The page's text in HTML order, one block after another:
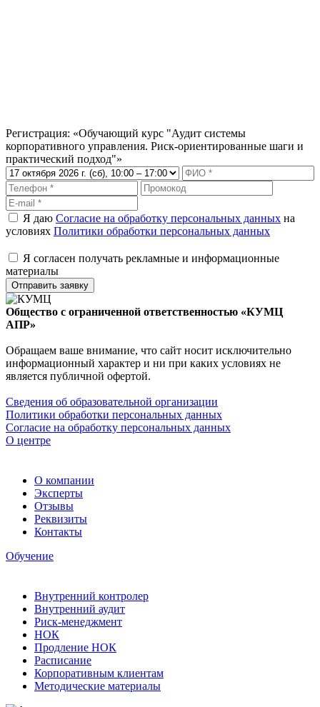
Регистрация: «Обучающий курс "Аудит системы
корпоративного управления. Риск-ориентированные шаги и
практический подход"»
Я даю Согласие на обработку персональных данных на
условиях Политики обработки персональных данных
Я согласен получать рекламные и информационные
материалы
Отправить заявку
Общество с ограниченной ответственностью «КУМЦ
АПР»
Обращаем ваше внимание, что сайт носит исключительно
информационный характер и ни при каких условиях не
является публичной офертой.
Сведения об образовательной организации
Политики обработки персональных данных
Согласие на обработку персональных данных
О центре
О компании
Эксперты
Отзывы
Реквизиты
Контакты
Обучение
Внутренний контролер
Внутренний аудит
Риск-менеджмент
НОК
Продление НОК
Расписание
Корпоративным клиентам
Методические материалы